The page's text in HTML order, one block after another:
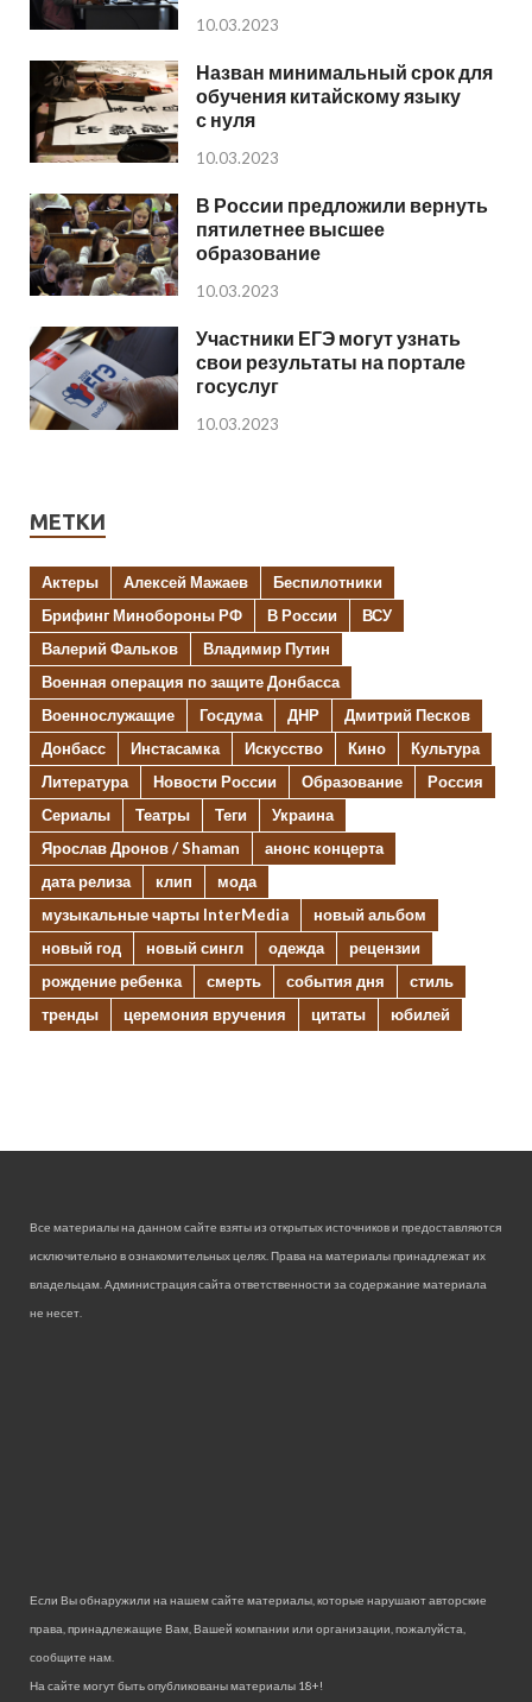
10.03.2023
Назван минимальный срок для
обучения китайскому языку
с нуля
10.03.2023
В России предложили вернуть
пятилетнее высшее
образование
10.03.2023
Участники ЕГЭ могут узнать
свои результаты на портале
госуслуг
10.03.2023
МЕТКИ
Актеры Алексей Мажаев
Беспилотники
Брифинг Минобороны РФ
В России
ВСУ
Валерий Фальков
Владимир Путин
Военная операция по защите Донбасса
Военнослужащие
Госдума ДНР
Дмитрий Песков
Донбасс
Инстасамка Искусство Кино
Культура
Литература
Новости России Образование
Россия
Сериалы
Театры Теги
Украина
Ярослав Дронов / Shaman
анонс концерта
дата релиза
клип
мода
музыкальные чарты InterMedia
новый альбом
новый год
новый сингл одежда
рецензии
рождение ребенка
смерть события дня
стиль
тренды
церемония вручения цитаты юбилей
Все материалы на данном сайте взяты из открытых источников и предоставляются
исключительно в ознакомительных целях. Права на материалы принадлежат их
владельцам. Администрация сайта ответственности за содержание материала
не несет.
Если Вы обнаружили на нашем сайте материалы, которые нарушают авторские
права, принадлежащие Вам, Вашей компании или организации, пожалуйста,
сообщите нам.
На сайте могут быть опубликованы материалы 18+!